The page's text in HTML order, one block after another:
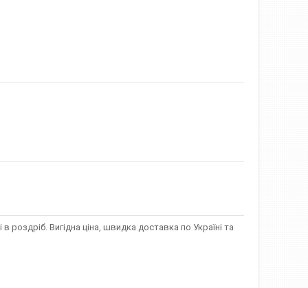
роздріб. Вигідна ціна, швидка доставка по Україні та